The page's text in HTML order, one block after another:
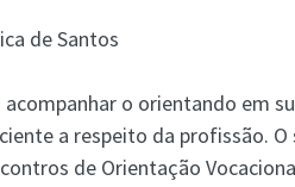
de Santos
o orientando em
a respeito da profissão.
de Orientação